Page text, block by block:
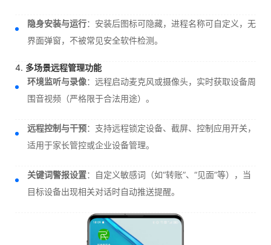
隐身安装与运行：安装后图标可隐藏，进程名称可自定义，无
界面弹窗，不被常见安全软件检测。
4. 多场景远程管理功能
环境监听与录像：远程启动麦克风或摄像头，实时获取设备周
围音视频（严格限于合法用途）。
远程控制与干预：支持远程锁定设备、截屏、控制应用开关，
适用于家长管控或企业设备管理。
关键词警报设置：自定义敏感词（如“转账”、“见面”等），当
目标设备出现相关对话时自动推送提醒。